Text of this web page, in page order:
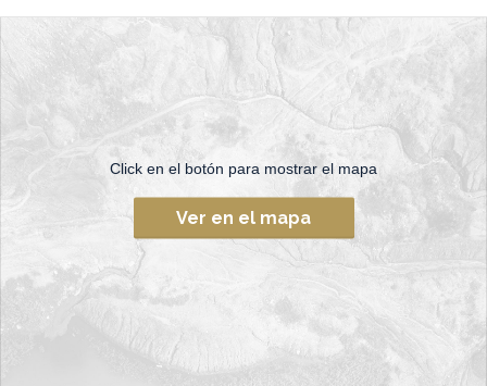
Click en el botón para mostrar el mapa
Ver en el mapa